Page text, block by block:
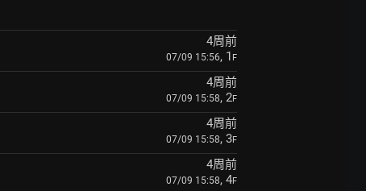
4周前
07/09 15:56, 1 F
4周前
07/09 15:58, 2F
4周前
07/09 15:58, 3F
4周前
07/09 15:58, 4F